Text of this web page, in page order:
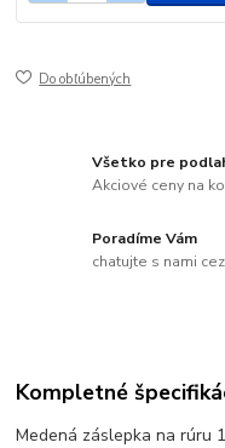
Do obľúbených
Všetko pre
Akciové ceny na
Poradíme Vám
chatujte s nami
Kompletné
Medená záslepka na rúru